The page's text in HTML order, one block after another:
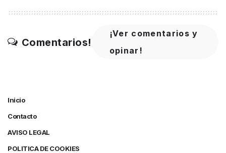
Comentarios!
¡Ver comentarios y
opinar!
Inicio
Contacto
AVISO LEGAL
POLITICA DE COOKIES